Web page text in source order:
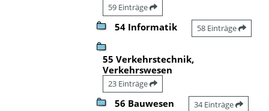
59 Einträge
54 Informatik 58 Einträge
55 Verkehrstechnik,
Verkehrswesen
23 Einträge
56 Bauwesen 34 Einträge